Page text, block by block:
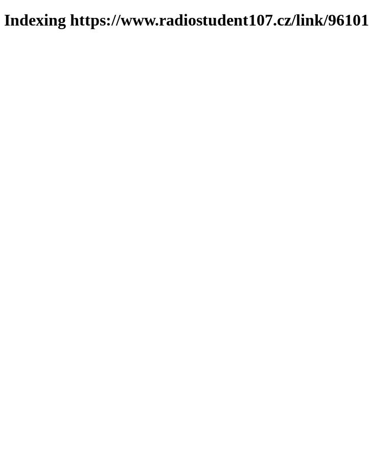
Indexing https://www.radiostudent107.cz/link/96101